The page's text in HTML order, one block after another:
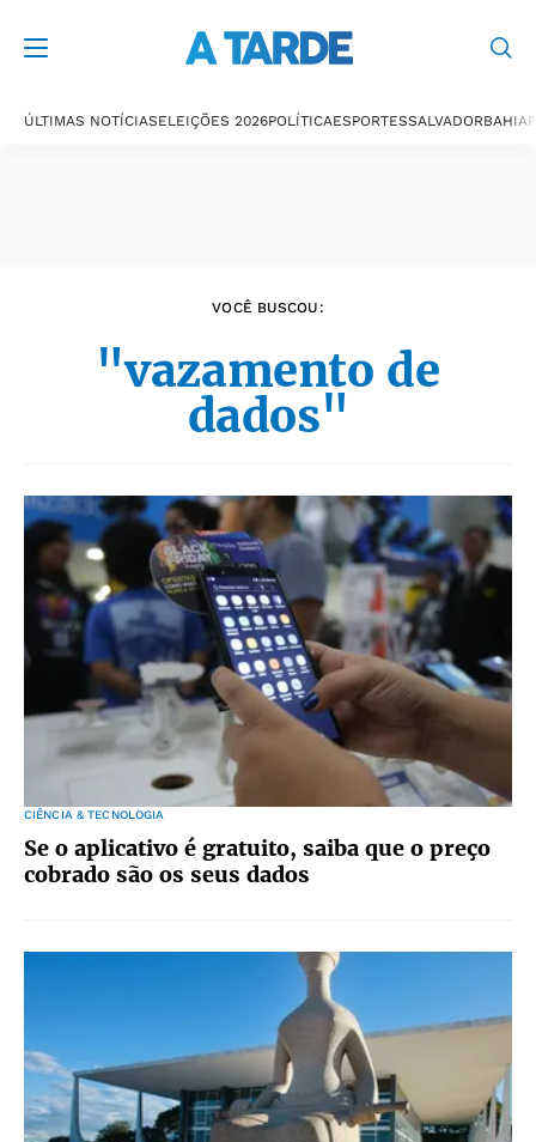
ÚLTIMAS NOTÍCIASELEIÇÕES 2026POLÍTICAESPORTESSALVADORBAHIA
VOCÊ BUSCOU:
"vazamento de
dados"
CIÊNCIA & TECNOLOGIA
Se o aplicativo é gratuito, saiba que o preço
cobrado são os seus dados